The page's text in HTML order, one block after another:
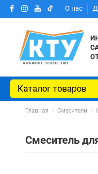
О нас
Каталог товаров
Главная Смесители
Смеситель